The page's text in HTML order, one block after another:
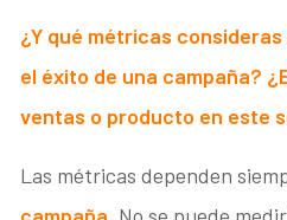
¿Y qué métricas
el éxito de una campaña?
ventas o producto en este
Las métricas dependen